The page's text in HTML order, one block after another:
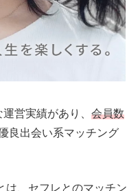
営実績があり、 会員数
良出会い系マッチング
は、セフレとのマッチン